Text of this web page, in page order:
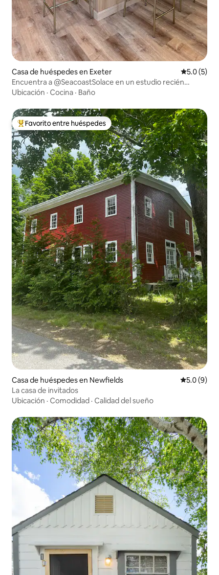
Casa de huéspedes en Exeter
5.0 (5)
Encuentra a @SeacoastSolace en un estudio recién
construido en Exeter
Ubicación · Cocina · Baño
De los mejores en Favorito entre huéspedes
Favorito entre huéspedes
Casa de huéspedes en Newfields
5.0 (9)
La casa de invitados
Ubicación · Comodidad · Calidad del sueño